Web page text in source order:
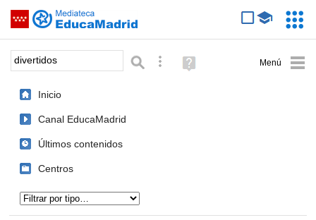
Saltar navegación
Palabra o frase: Búsqueda avanzada
Ayuda
(en
Inicio
Canal EducaMadrid
Últimos contenidos
Centros